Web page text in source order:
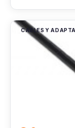
CABLES Y